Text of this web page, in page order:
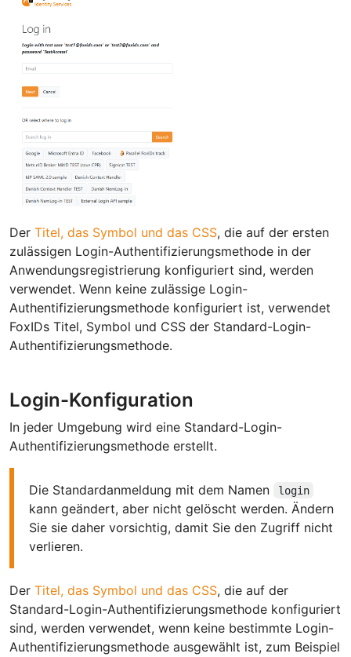
Der Titel, das Symbol und das CSS, die auf der ersten
zulässigen Login-Authentifizierungsmethode in der
Anwendungsregistrierung konfiguriert sind, werden
verwendet. Wenn keine zulässige Login-
Authentifizierungsmethode konfiguriert ist, verwendet
FoxIDs Titel, Symbol und CSS der Standard-Login-
Authentifizierungsmethode.
Login-Konfiguration
In jeder Umgebung wird eine Standard-Login-
Authentifizierungsmethode erstellt.
Die Standardanmeldung mit dem Namen login
kann geändert, aber nicht gelöscht werden. Ändern
Sie sie daher vorsichtig, damit Sie den Zugriff nicht
verlieren.
Der Titel, das Symbol und das CSS, die auf der
Standard-Login-Authentifizierungsmethode konfiguriert
sind, werden verwendet, wenn keine bestimmte Login-
Authentifizierungsmethode ausgewählt ist, zum Beispiel